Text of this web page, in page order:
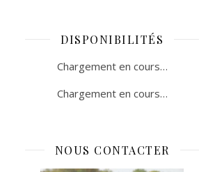
DISPONIBILITÉS
Chargement en cours…
Chargement en cours…
NOUS CONTACTER